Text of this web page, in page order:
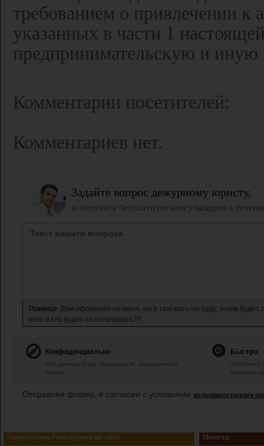
требованием о привлечении к
указанных в части 1
предпринимательскую и иную
Комментарии посетителей:
Комментариев нет.
Задайте вопрос дежурному юристу,
и получите бесплатную консультацию в
Пример: Дом оформлен на меня, но я там жить не буду, в нем будет
него и кто будет их оплачивать??
Конфиденциально
Все данные будут переданы по защищенному
каналу.
Быстро
свяжется
Отправляя форму, я согласен с условиями пользовательского
Авторизация/Регистрация на сайте Новости